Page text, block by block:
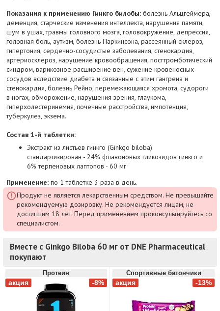
Показания к применению Гинкго билобы:болезнь Альцгеймера,
деменция, старческие изменения интеллекта, нарушения памяти,
шум в ушах, травмы головного мозга, головокружение, депрессия,
головная боль, аутизм, болезнь Паркинсона, рассеянный склероз,
гипертония, сердечно-сосудистые заболевания, стенокардия,
артериосклероз, нарушение кровообращения, посттромботический
синдром, варикозное расширение вен, сужение кровеносных
сосудов вследствие диабета и связанные с этим гангрена и
стенокардия, болезнь Рейно, перемежающаяся хромота, судороги
в ногах, обморожение, нарушения зрения, глаукома,
гиперхолестеринемия, почечные расстройства, импотенция,
туберкулез, экзема.
Состав 1-й таблетки:
Экстракт из листьев гинкго (Ginkgo biloba)
стандартизирован - 24% флавоновых гликозидов гинкго и
6% терпеновых лаптопов - 60 мг
Применение:по 1 таблетке 3 раза в день.
Продукт не является лекарственным средством. Не превышайте
рекомендуемую дозировку. Не рекомендуется лицам, не
достигшим 18 лет. Перед применением проконсультируйтесь со
специалистом.
Вместе с Ginkgo Biloba 60 мг от DNE Pharmaceutical
покупают
Протеин Спортивные батончики